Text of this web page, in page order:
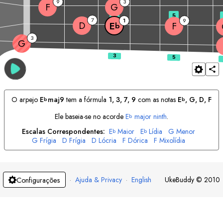
G 3
D 7 Eb 1 F 9
F G
3 5
O arpejo Ebmaj9 tem a fórmula 1, 3, 7, 9 com as notas Eb, G, D, F
Ele baseia-se no acordeEb major ninth.
Escalas Correspondentes: Eb Maior Eb Lídia G Menor
G Frígia D Frígia D Lócria F Dórica F Mixolídia
Configurações · Ajuda & Privacy · English UkeBuddy © 2010